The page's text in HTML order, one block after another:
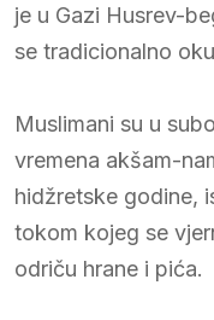
je u Gazi Husrev-
se tradicionalno
Muslimani su u
vremena akšam-
hidžretske godine,
tokom kojeg se
odriču hrane i pića.